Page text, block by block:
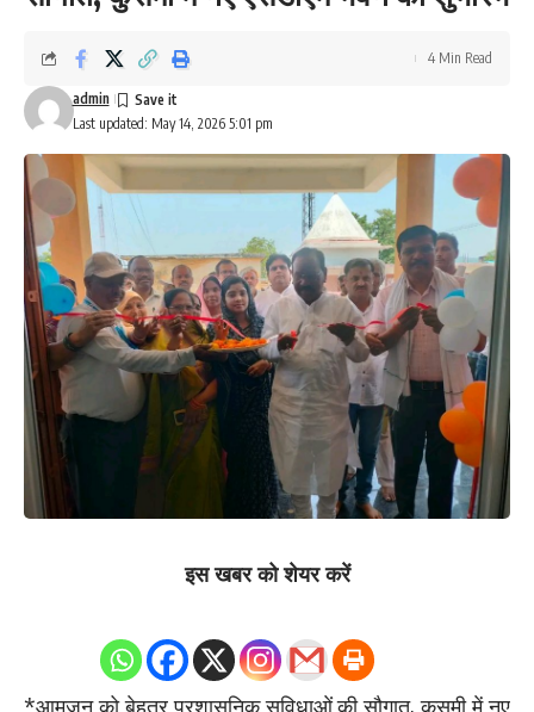
Last updated: May 14, 2026 5:01 pm
admin
4 Min Read
इस खबर को शेयर करें
*आमजन को बेहतर प्रशासनिक सुविधाओं की सौगात, कुसमी में नए